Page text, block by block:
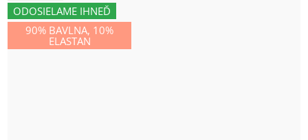
ODOSIELAME IHNEĎ
90% BAVLNA, 10%
ELASTAN